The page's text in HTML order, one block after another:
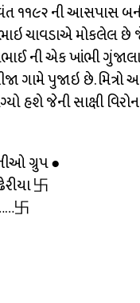
૧૧૯૨ ની આસપાસ
ચાવડાએ મોકલેલ છે
ની એક ખાંભી
ગામે પુજાઇ છે. મિત્રો
હશે જેની સાક્ષી
ગ્રુપ ●
卐
卐